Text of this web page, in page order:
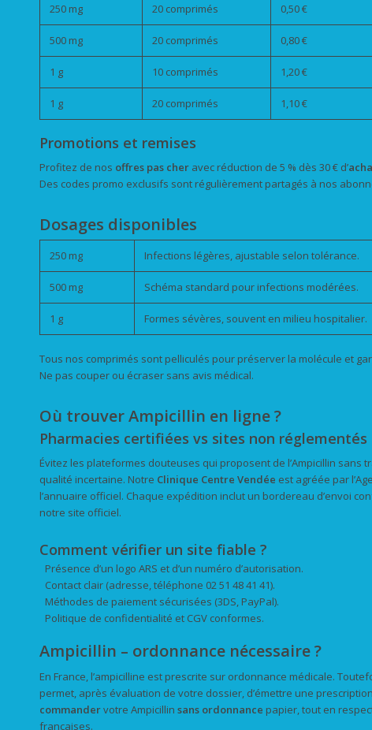
250 mg 20 comprimés 0,50 €
500 mg 20 comprimés 0,80 €
1 g 10 comprimés 1,20 €
1 g 20 comprimés 1,10 €
Promotions et remises
Profitez de nos offres pas cher avec réduction de 5 % dès 30 € d’
Des codes promo exclusifs sont régulièrement partagés à nos
Dosages disponibles
250 mg Infections légères, ajustable selon tolérance.
500 mg Schéma standard pour infections modérées.
1 g Formes sévères, souvent en milieu hospitalier.
Tous nos comprimés sont pelliculés pour préserver la molécule et
Ne pas couper ou écraser sans avis médical.
Où trouver Ampicillin en ligne ?
Pharmacies certifiées vs sites non réglementés
Évitez les plateformes douteuses qui proposent de l’Ampicillin sans
qualité incertaine. Notre Clinique Centre Vendée est agréée par
l’annuaire officiel. Chaque expédition inclut un bordereau d’envoi
notre site officiel.
Comment vérifier un site fiable ?
Présence d’un logo ARS et d’un numéro d’autorisation.
Contact clair (adresse, téléphone 02 51 48 41 41).
Méthodes de paiement sécurisées (3DS, PayPal).
Politique de confidentialité et CGV conformes.
Ampicillin – ordonnance nécessaire ?
En France, l’ampicilline est prescrite sur ordonnance médicale.
permet, après évaluation de votre dossier, d’émettre une
commandervotre Ampicillin sans ordonnance papier, tout en
françaises.